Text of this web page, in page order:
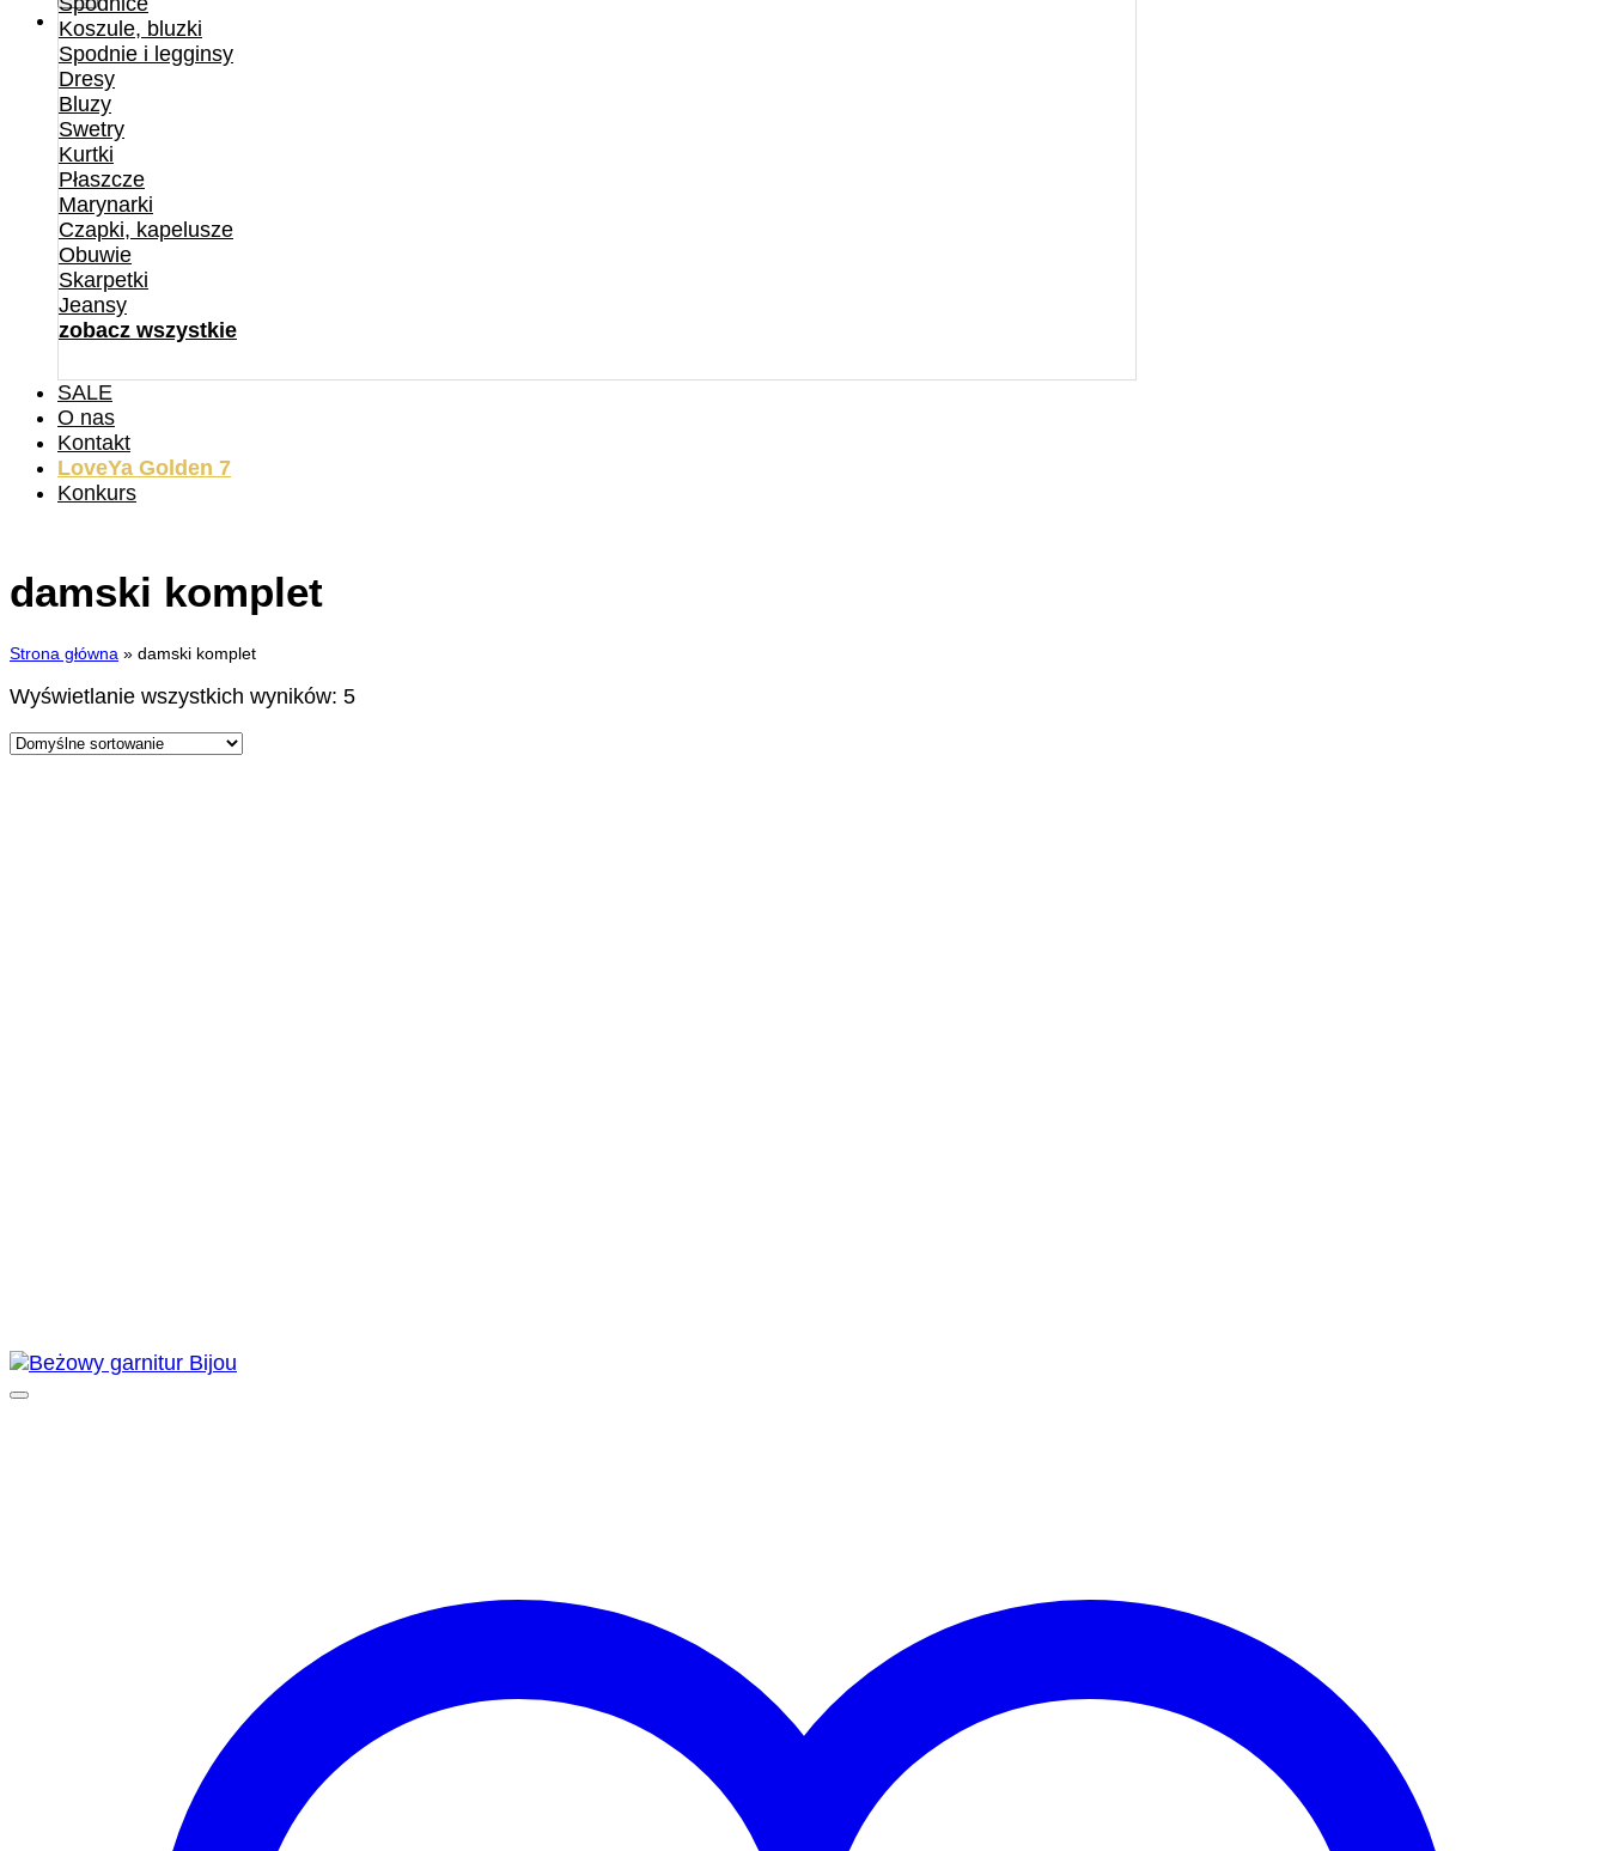
Koszule, bluzki
Spodnie i legginsy
Dresy
Bluzy
Swetry
Kurtki
Płaszcze
Marynarki
Czapki, kapelusze
Obuwie
Skarpetki
Jeansy
zobacz wszystkie
SALE
O nas
Kontakt
LoveYa Golden 7
Konkurs
damski komplet
Strona główna » damski komplet
Wyświetlanie wszystkich wyników: 5